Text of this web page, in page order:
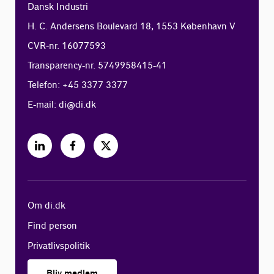
Dansk Industri
H. C. Andersens Boulevard 18, 1553 København V
CVR-nr. 16077593
Transparency-nr. 5749958415-41
Telefon: +45 3377 3377
E-mail:di@di.dk
Om di.dk
Find person
Privatlivspolitik